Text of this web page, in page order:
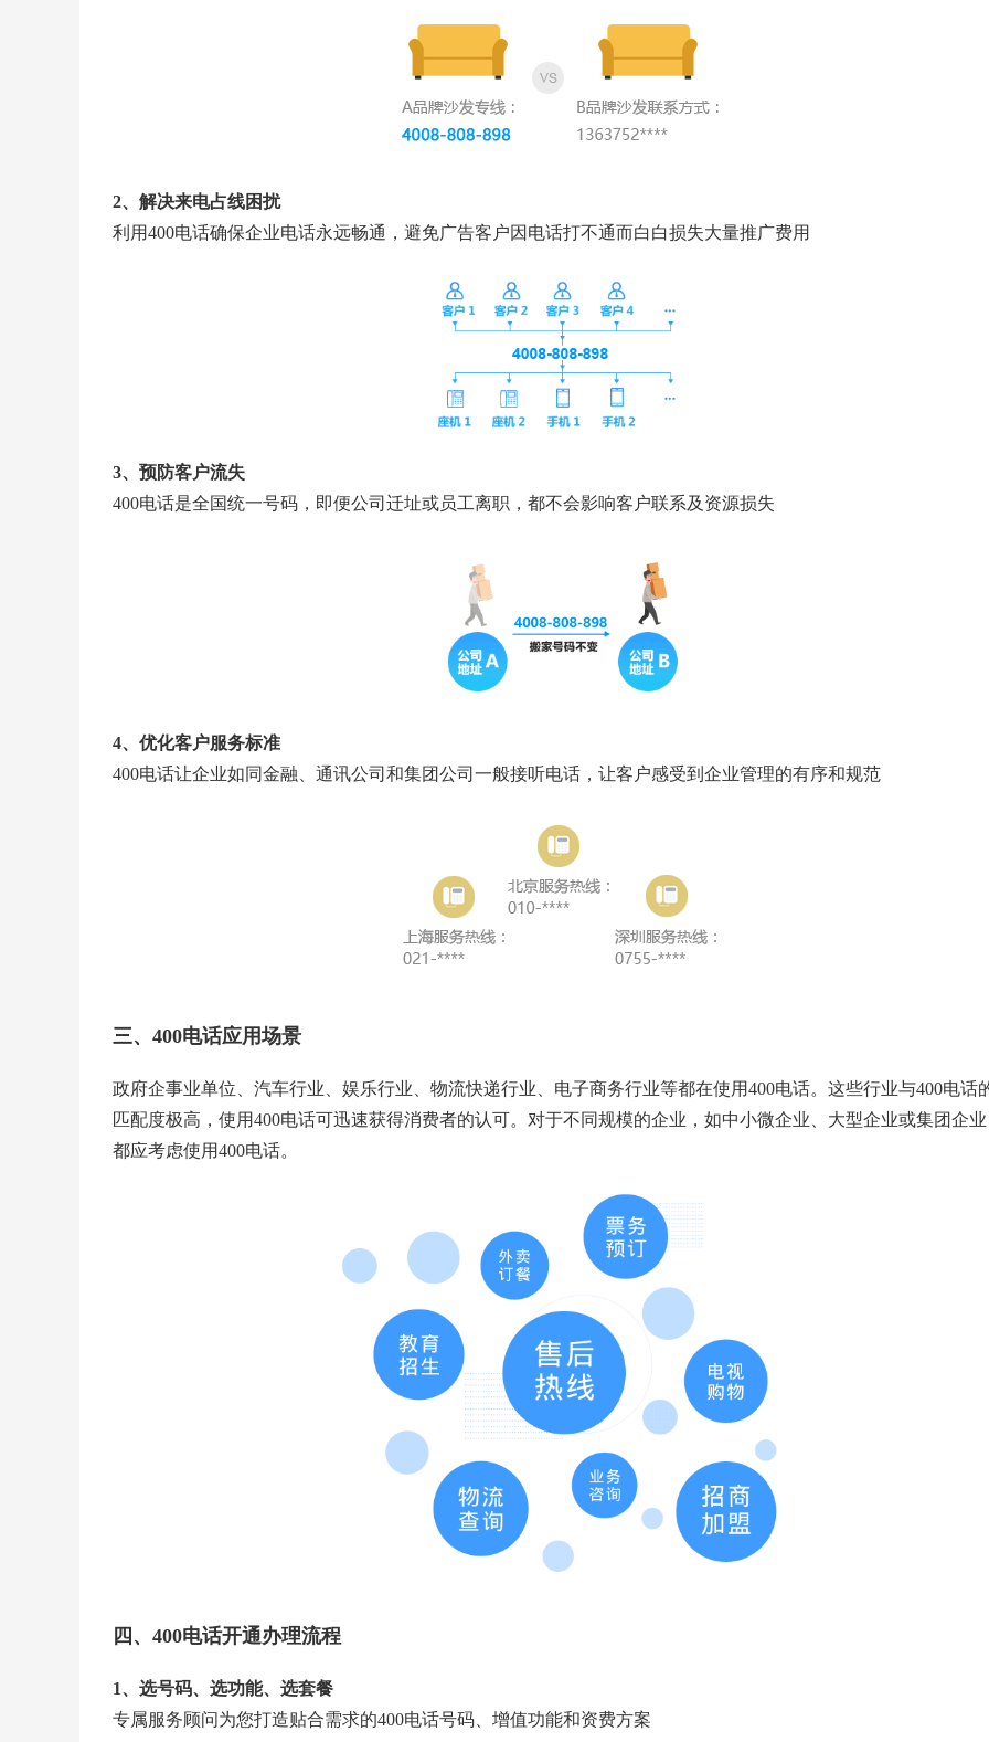
2、解决来电占线困扰
利用400电话确保企业电话永远畅通，避免广告客户因电话打不通而白白损失大量推广费用
3、预防客户流失
400电话是全国统一号码，即便公司迁址或员工离职，都不会影响客户联系及资源损失
4、优化客户服务标准
400电话让企业如同金融、通讯公司和集团公司一般接听电话，让客户感受到企业管理的有序和规范
三、400电话应用场景
政府企事业单位、汽车行业、娱乐行业、物流快递行业、电子商务行业等都在使用400电话。这些行业与400电话
匹配度极高，使用400电话可迅速获得消费者的认可。对于不同规模的企业，如中小微企业、大型企业或集团企
都应考虑使用400电话。
四、400电话开通办理流程
1、选号码、选功能、选套餐
专属服务顾问为您打造贴合需求的400电话号码、增值功能和资费方案